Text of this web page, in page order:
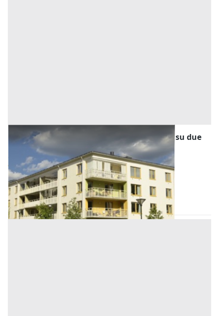
Asta Abitazione con laboratorio e terrazza su due
Sant'Angelo di Piove di Sacco (Padova)
Offerta minima
93.000 € 124.000 €
Codice asta: d452c8ad
Asta chiusa